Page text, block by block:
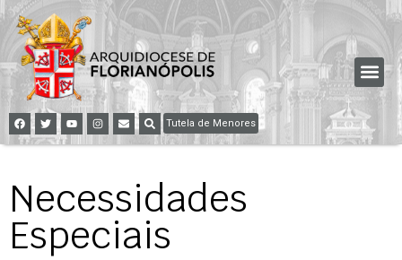
Tutela de Menores
Necessidades
Especiais